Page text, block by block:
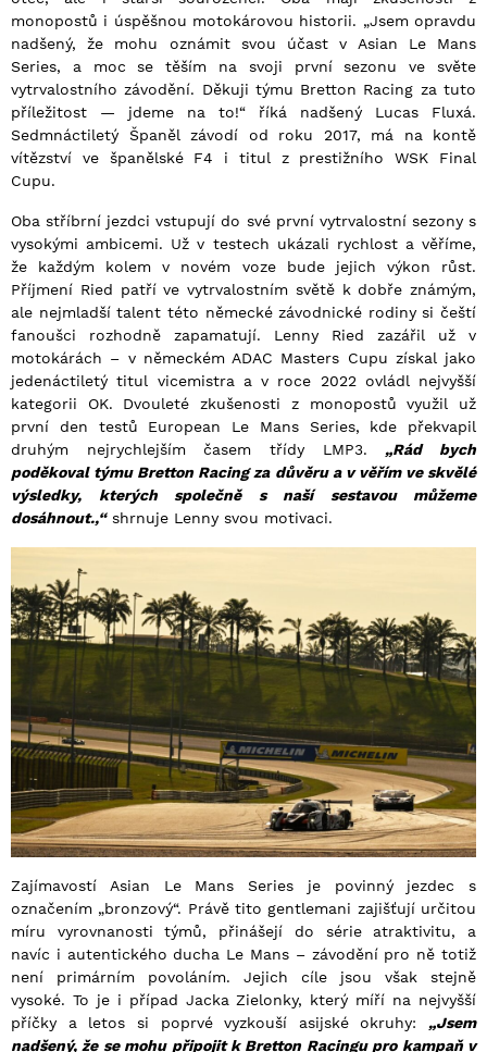
monopostů i úspěšnou motokárovou historii. „Jsem opravdu
nadšený, že mohu oznámit svou účast v Asian Le Mans
Series, a moc se těším na svoji první sezonu ve světe
vytrvalostního závodění. Děkuji týmu Bretton Racing za tuto
příležitost — jdeme na to!“ říká nadšený Lucas Fluxá.
Sedmnáctiletý Španěl závodí od roku 2017, má na kontě
vítězství ve španělské F4 i titul z prestižního WSK Final
Cupu.
Oba stříbrní jezdci vstupují do své první vytrvalostní sezony s
vysokými ambicemi. Už v testech ukázali rychlost a věříme,
že každým kolem v novém voze bude jejich výkon růst.
Příjmení Ried patří ve vytrvalostním světě k dobře známým,
ale nejmladší talent této německé závodnické rodiny si čeští
fanoušci rozhodně zapamatují. Lenny Ried zazářil už v
motokárách – v německém ADAC Masters Cupu získal jako
jedenáctiletý titul vicemistra a v roce 2022 ovládl nejvyšší
kategorii OK. Dvouleté zkušenosti z monopostů využil už
první den testů European Le Mans Series, kde překvapil
druhým nejrychlejším časem třídy LMP3.„Rád bych
poděkoval týmu Bretton Racing za důvěru a v věřím ve skvělé
výsledky, kterých společně s naší sestavou můžeme
dosáhnout.,“shrnuje Lenny svou motivaci.
Zajímavostí Asian Le Mans Series je povinný jezdec s
označením „bronzový“. Právě tito gentlemani zajišťují určitou
míru vyrovnanosti týmů, přinášejí do série atraktivitu, a
navíc i autentického ducha Le Mans – závodění pro ně totiž
není primárním povoláním. Jejich cíle jsou však stejně
vysoké. To je i případ Jacka Zielonky, který míří na nejvyšší
příčky a letos si poprvé vyzkouší asijské okruhy: „Jsem
nadšený, že se mohu připojit k Bretton Racingu pro kampaň v